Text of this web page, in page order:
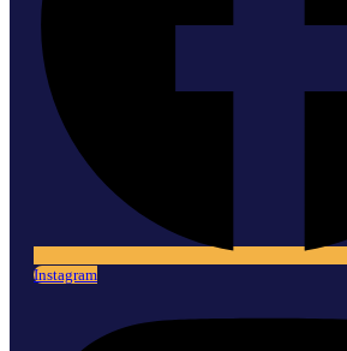
Instagram